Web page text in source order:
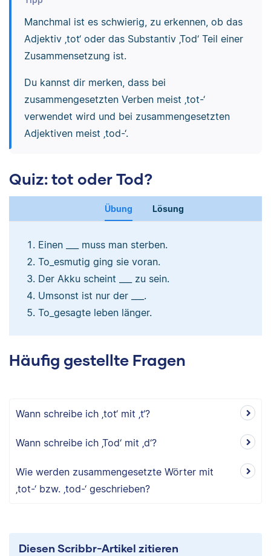
Manchmal ist es schwierig, zu erkennen, ob das
Adjektiv ‚tot‘ oder das Substantiv ‚Tod‘ Teil einer
Zusammensetzung ist.
Du kannst dir merken, dass bei
zusammengesetzten Verben meist ‚tot-‘
verwendet wird und bei zusammengesetzten
Adjektiven meist ‚tod-‘.
Quiz: tot oder Tod?
Übung Lösung
Einen ___ muss man sterben.
To_esmutig ging sie voran.
Der Akku scheint ___ zu sein.
Umsonst ist nur der ___.
To_gesagte leben länger.
Häufig gestellte Fragen
Wann schreibe ich ‚tot‘ mit ‚t‘?
Wann schreibe ich ‚Tod‘ mit ‚d‘?
Wie werden zusammengesetzte Wörter mit
‚tot-‘ bzw. ‚tod-‘ geschrieben?
Diesen Scribbr-Artikel zitieren